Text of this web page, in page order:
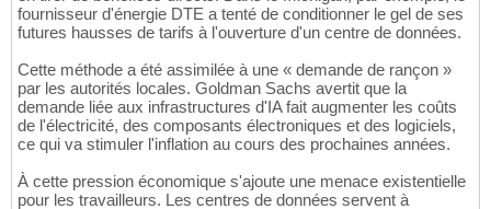
fournisseur d'énergie DTE a tenté de conditionner le gel de ses
futures hausses de tarifs à l'ouverture d'un centre de données.
Cette méthode a été assimilée à une « demande de rançon »
par les autorités locales. Goldman Sachs avertit que la
demande liée aux infrastructures d'IA fait augmenter les coûts
de l'électricité, des composants électroniques et des logiciels,
ce qui va stimuler l'inflation au cours des prochaines années.
À cette pression économique s'ajoute une menace existentielle
pour les travailleurs. Les centres de données servent à